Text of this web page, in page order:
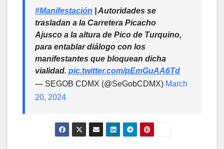
#Manifestación | Autoridades se
trasladan a la Carretera Picacho
Ajusco a la altura de Pico de Turquino,
para entablar diálogo con los
manifestantes que bloquean dicha
vialidad. pic.twitter.com/pEmGuAA6Td
— SEGOB CDMX (@SeGobCDMX) March
20, 2024